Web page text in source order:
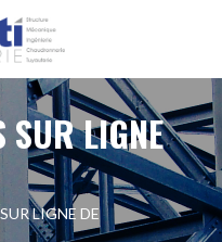
SUR LIGNE
LIGNE DE